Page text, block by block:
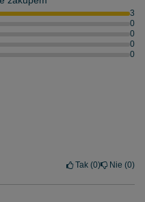
3
0
0
0
0
Tak 0 Nie 0